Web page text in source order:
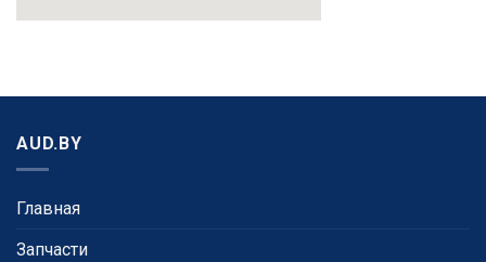
AUD.BY
Главная
Запчасти